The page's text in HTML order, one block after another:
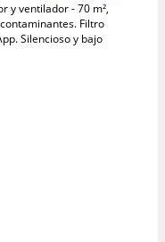
y ventilador - 70 m²,
Filtro
Silencioso y bajo